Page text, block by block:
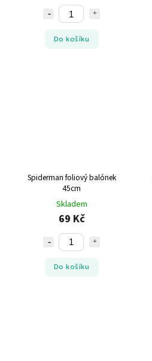
Do košíku
Spiderman foliový balónek
45cm
Skladem
69 Kč
Do košíku